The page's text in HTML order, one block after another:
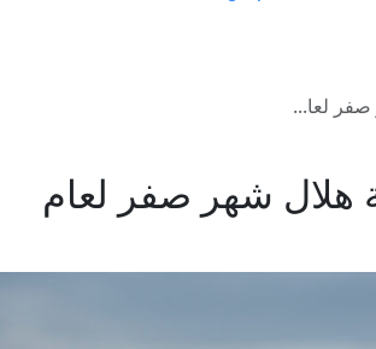
صفر لعا...
هلال شهر صفر لعام